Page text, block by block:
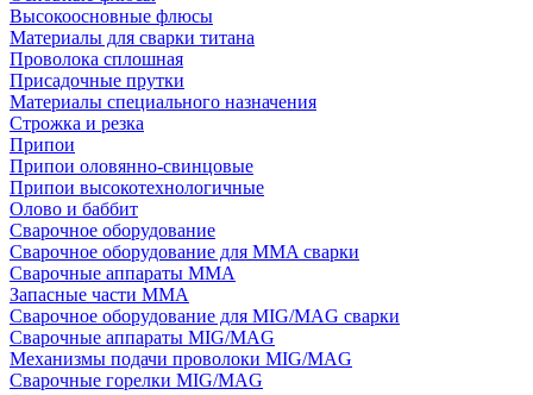
Высокоосновные флюсы
Материалы для сварки титана
Проволока сплошная
Присадочные прутки
Материалы специального назначения
Строжка и резка
Припои
Припои оловянно-свинцовые
Припои высокотехнологичные
Олово и баббит
Сварочное оборудование
Сварочное оборудование для MMA сварки
Сварочные аппараты MMA
Запасные части MMA
Сварочное оборудование для MIG/MAG сварки
Сварочные аппараты MIG/MAG
Механизмы подачи проволоки MIG/MAG
Сварочные горелки MIG/MAG